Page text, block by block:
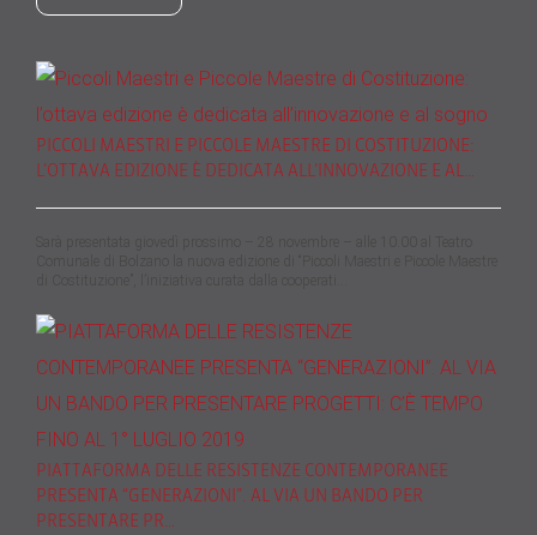
PICCOLI MAESTRI E PICCOLE MAESTRE DI COSTITUZIONE:
L’OTTAVA EDIZIONE È DEDICATA ALL’INNOVAZIONE E AL…
PIATTAFORMA DELLE RESISTENZE CONTEMPORANEE
PRESENTA “GENERAZIONI”. AL VIA UN BANDO PER
PRESENTARE PR…